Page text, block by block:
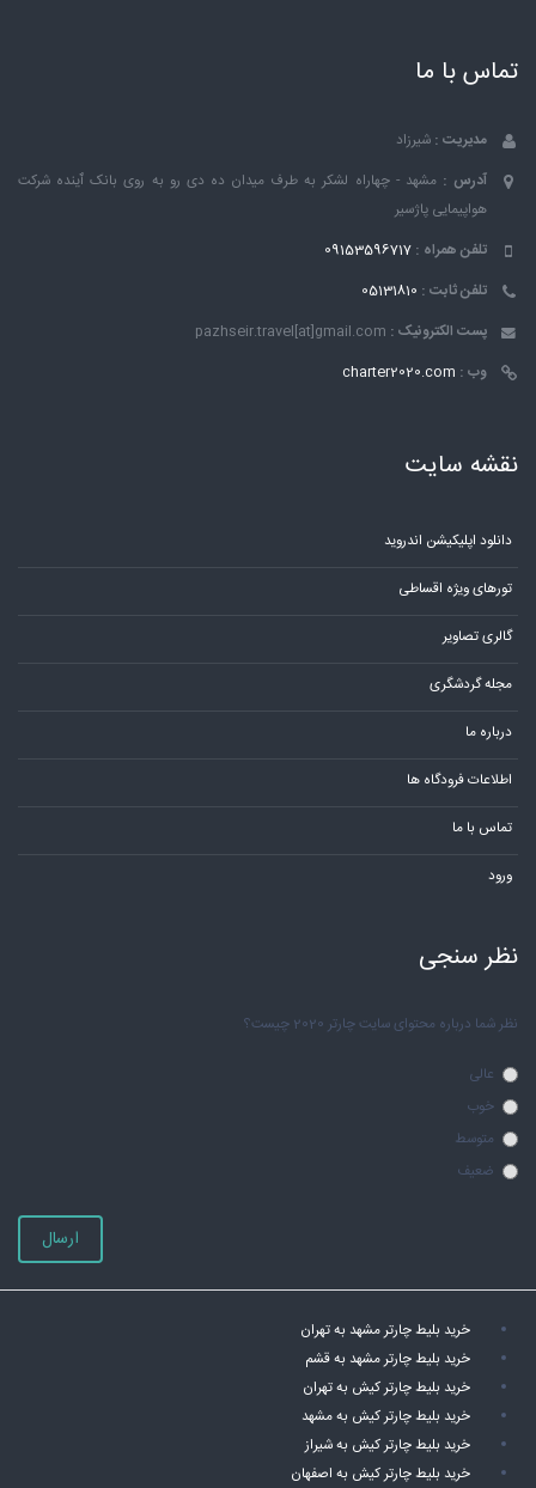
تماس با ما
مدیریت : شیرزاد
آدرس : مشهد - چهاراه لشکر به طرف میدان ده دی رو به روی بانک ٱینده شرکت
هواپیمایی پاژسیر
تلفن همراه : 09153596717
تلفن ثابت : 05131810
پست الکترونیک : pazhseir.travel[at]gmail.com
وب : charter2020.com
نقشه سایت
دانلود اپلیکیشن اندروید
تورهای ویژه اقساطی
گالری تصاویر
مجله گردشگری
درباره ما
اطلاعات فرودگاه ها
تماس با ما
ورود
نظر سنجی
نظر شما درباره محتوای سایت چارتر 2020 چیست؟
عالی
خوب
متوسط
ضعیف
ارسال
خرید بلیط چارتر مشهد به تهران
خرید بلیط چارتر مشهد به قشم
خرید بلیط چارتر کیش به تهران
خرید بلیط چارتر کیش به مشهد
خرید بلیط چارتر کیش به شیراز
خرید بلیط چارتر کیش به اصفهان